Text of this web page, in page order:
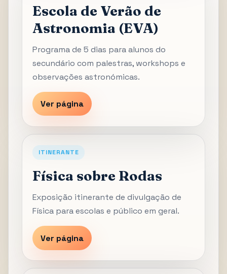
Escola de Verão de
Astronomia (EVA)
Programa de 5 dias para alunos do
secundário com palestras, workshops e
observações astronómicas.
Ver página
ITINERANTE
Física sobre Rodas
Exposição itinerante de divulgação de
Física para escolas e público em geral.
Ver página